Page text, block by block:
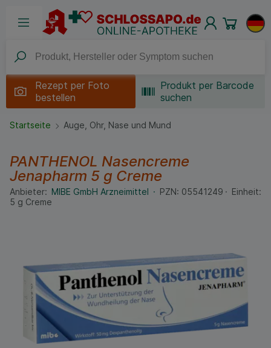
Rezept per Foto
bestellen
Produkt per Barcode
suchen
Startseite Auge, Ohr, Nase und Mund
PANTHENOL Nasencreme
Jenapharm 5 g Creme
Anbieter: MIBE GmbH Arzneimittel PZN: 05541249
Einheit:
5 g Creme